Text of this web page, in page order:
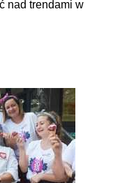
nad trendami w